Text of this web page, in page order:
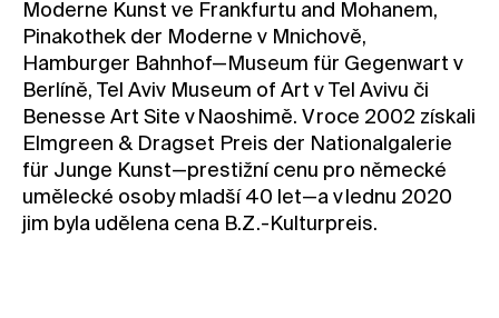
Moderne Kunst ve Frankfurtu and Mohanem,
Pinakothek der Moderne v Mnichově,
Hamburger Bahnhof—Museum für Gegenwart v
Berlíně, Tel Aviv Museum of Art v Tel Avivu či
Benesse Art Site v Naoshimě. V roce 2002 získali
Elmgreen & Dragset Preis der Nationalgalerie
für Junge Kunst—prestižní cenu pro německé
umělecké osoby mladší 40 let—a v lednu 2020
jim byla udělena cena B.Z.-Kulturpreis.